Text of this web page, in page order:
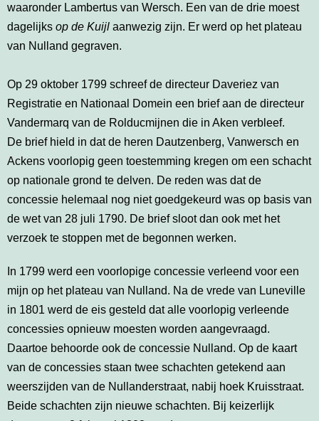
waaronder Lambertus van Wersch. Een van de drie moest
dagelijks op de Kuijl aanwezig zijn. Er werd op het plateau
van Nulland gegraven.
Op 29 oktober 1799 schreef de directeur Daveriez van
Registratie en Nationaal Domein een brief aan de directeur
Vandermarq van de Rolducmijnen die in Aken verbleef.
De brief hield in dat de heren Dautzenberg, Vanwersch en
Ackens voorlopig geen toestemming kregen om een schacht
op nationale grond te delven. De reden was dat de
concessie helemaal nog niet goedgekeurd was op basis van
de wet van 28 juli 1790. De brief sloot dan ook met het
verzoek te stoppen met de begonnen werken.
In 1799 werd een voorlopige concessie verleend voor een
mijn op het plateau van Nulland. Na de vrede van Luneville
in 1801 werd de eis gesteld dat alle voorlopig verleende
concessies opnieuw moesten worden aangevraagd.
Daartoe behoorde ook de concessie Nulland. Op de kaart
van de concessies staan twee schachten getekend aan
weerszijden van de Nullanderstraat, nabij hoek Kruisstraat.
Beide schachten zijn nieuwe schachten. Bij keizerlijk